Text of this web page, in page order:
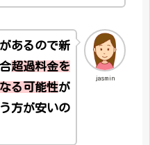
jasmin
あるので新
超過料金を
る可能性が
方が安いの